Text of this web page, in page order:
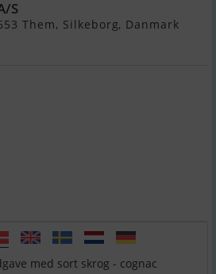
S
Them, Silkeborg, Danmark
med sort skrog - cognac